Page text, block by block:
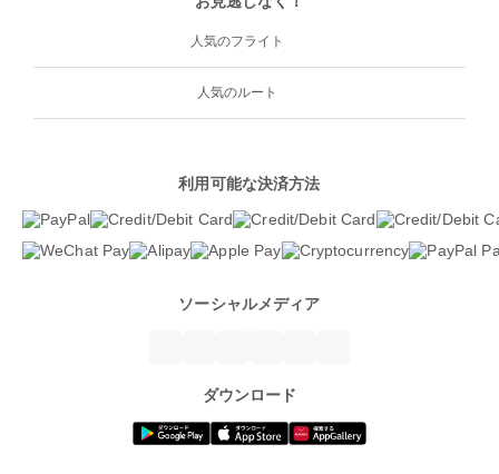
人気のフライト
人気のルート
利用可能な決済方法
ソーシャルメディア
ダウンロード